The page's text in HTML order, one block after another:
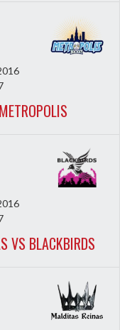
VS BLACKBIRDS